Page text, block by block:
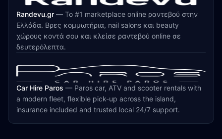
Randevu.gr — Το #1 marketplace online ραντεβού στην
Ελλάδα. Βρες κομμωτήρια, nail salons και beauty
χώρους κοντά σου και κλείσε ραντεβού online σε
δευτερόλεπτα.
Car Hire Paros — Paros car, ATV and scooter rentals with
a modern fleet, flexible pick-up across the island,
insurance included and trusted local 24/7 support.